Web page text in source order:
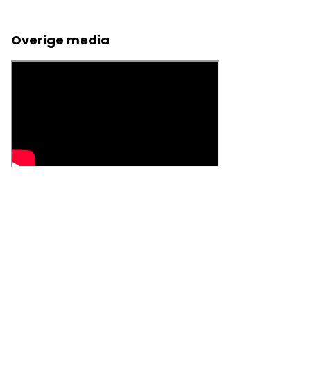
Overige media